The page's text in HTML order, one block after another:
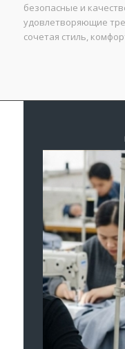
безопасные и
удовлетворяющие
сочетая стиль,